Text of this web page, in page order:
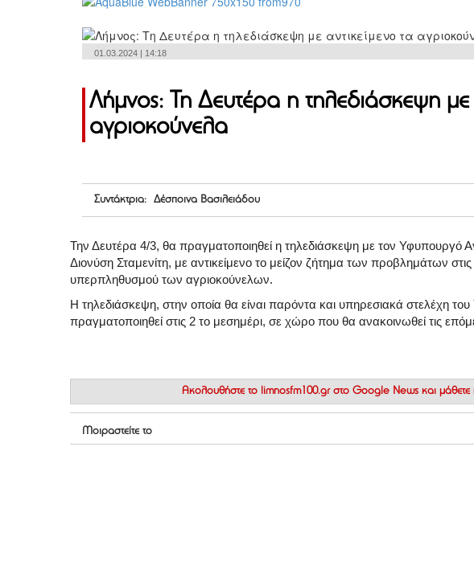
01.03.2024 | 14:18
Λήμνος: Τη Δευτέρα η τηλεδιάσκεψη με
αγριοκούνελα
Συντάκτρια: Δέσποινα Βασιλειάδου
Την Δευτέρα 4/3, θα πραγματοποιηθεί η τηλεδιάσκεψη με τον Υφυπουργό
Διονύση Σταμενίτη, με αντικείμενο το μείζον ζήτημα των προβλημάτων
υπερπληθυσμού των αγριοκούνελων.
Η τηλεδιάσκεψη, στην οποία θα είναι παρόντα και υπηρεσιακά στελέχη
πραγματοποιηθεί στις 2 το μεσημέρι, σε χώρο που θα ανακοινωθεί τις
Ακολουθήστε το limnosfm100.gr στο Google News και μάθετε
Μοιραστείτε το